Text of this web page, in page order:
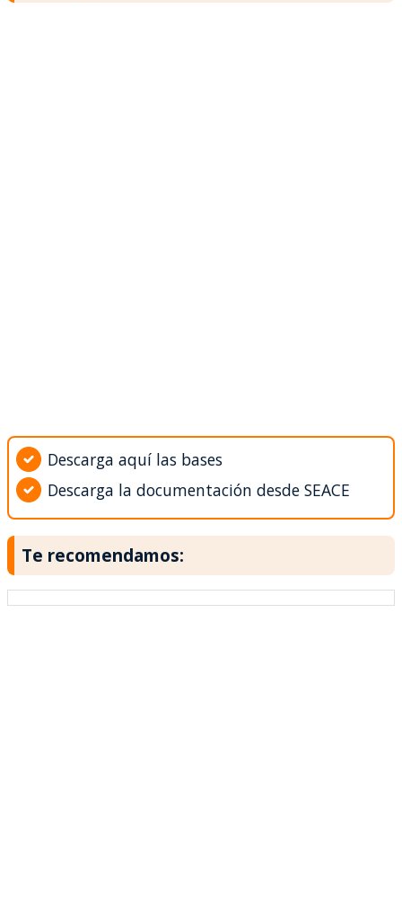
Descarga aquí las bases
Descarga la documentación desde SEACE
Te recomendamos: